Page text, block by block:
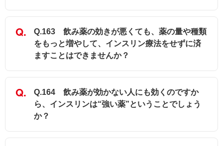
Q.163 飲み薬の効きが悪くても、薬の量や種類
をもっと増やして、インスリン療法をせずに済
ますことはできませんか？
Q.164 飲み薬が効かない人にも効くのですか
ら、インスリンは“強い薬”ということでしょう
か？